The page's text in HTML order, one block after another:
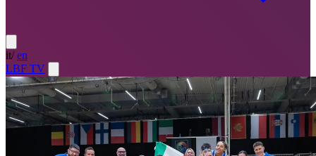
it/ en
LBF TV